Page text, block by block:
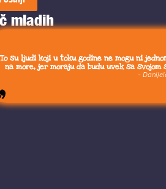
mladih
To su ljudi koji u toku godine ne mogu ni
na more, jer moraju da budu uvek sa svojom
-